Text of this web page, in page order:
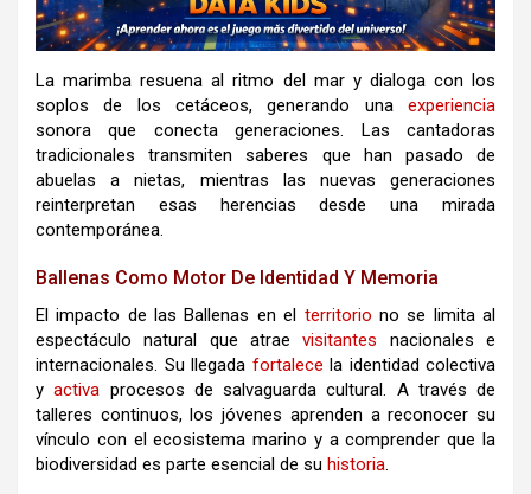
La marimba resuena al ritmo del mar y dialoga con los
soplos de los cetáceos, generando una experiencia
sonora que conecta generaciones. Las cantadoras
tradicionales transmiten saberes que han pasado de
abuelas a nietas, mientras las nuevas generaciones
reinterpretan esas herencias desde una mirada
contemporánea.
Ballenas Como Motor De Identidad Y Memoria
El impacto de las Ballenas en el territorio no se limita al
espectáculo natural que atraevisitantes nacionales e
internacionales. Su llegada fortalece la identidad colectiva
yactiva procesos de salvaguarda cultural. A través de
talleres continuos, los jóvenes aprenden a reconocer su
vínculo con el ecosistema marino y a comprender que la
biodiversidad es parte esencial de su historia.